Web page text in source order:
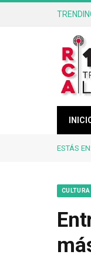
ESTÁS
CULTURA